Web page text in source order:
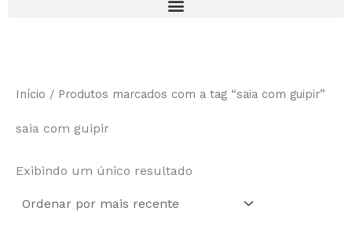
Início / Produtos marcados com a tag “saia com guipir”
saia com guipir
Exibindo um único resultado